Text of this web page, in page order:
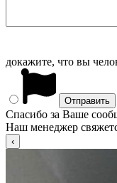
докажите, что вы
Спасибо за Ваше
Наш менеджер